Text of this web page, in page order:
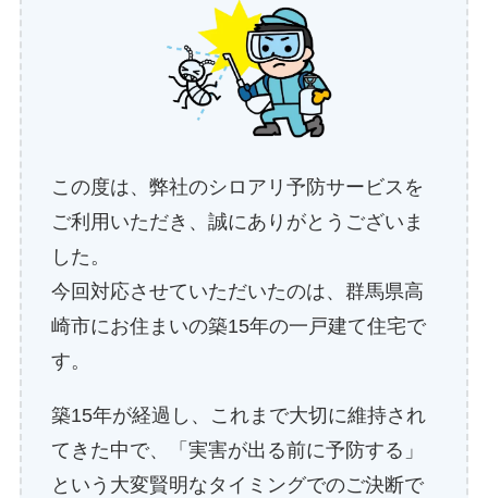
この度は、弊社のシロアリ予防サービスを
ご利用いただき、誠にありがとうございま
した。
今回対応させていただいたのは、群馬県高
崎市にお住まいの築15年の一戸建て住宅で
す。
築15年が経過し、これまで大切に維持され
てきた中で、「実害が出る前に予防する」
という大変賢明なタイミングでのご決断で